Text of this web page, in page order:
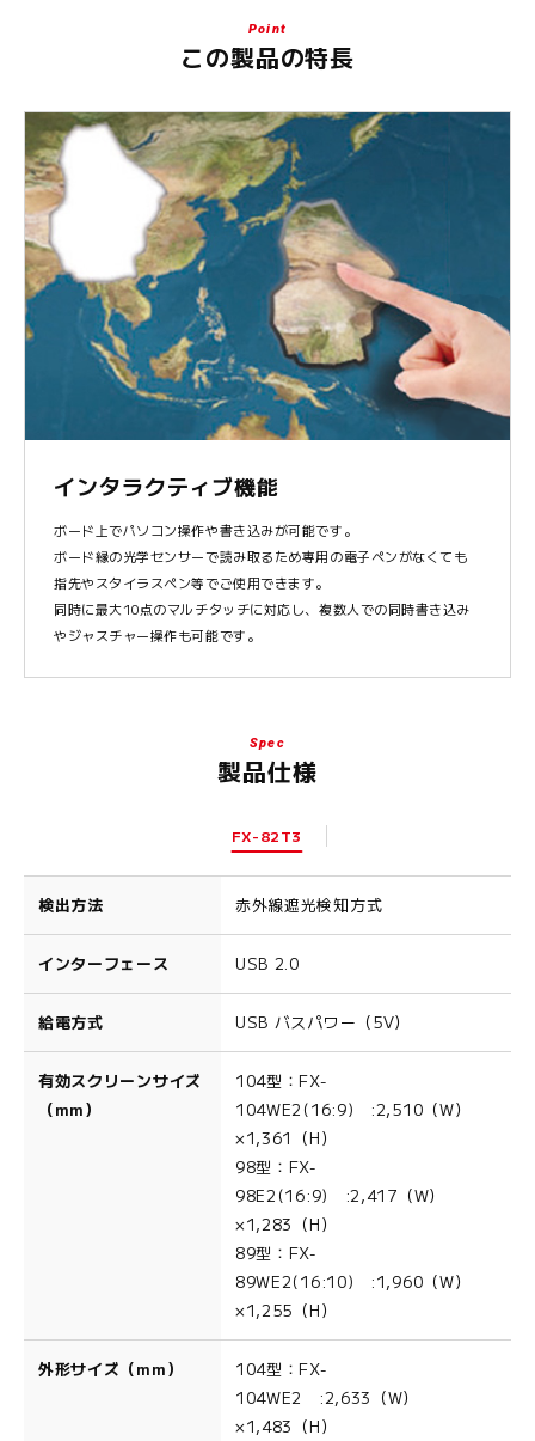
Point
この製品の特長
インタラクティブ機能
ボード上でパソコン操作や書き込みが可能です。
ボード縁の光学センサーで読み取るため専用の電子ペンがなくても
指先やスタイラスペン等でご使用できます。
同時に最大10点のマルチタッチに対応し、複数人での同時書き込み
やジャスチャー操作も可能です。
Spec
製品仕様
FX-82T3
検出方法 赤外線遮光検知方式
インターフェース USB 2.0
給電方式 USB バスパワー（5V）
有効スクリーンサイズ
（mm）
104型：FX-
104WE2(16:9) :2,510（W）
×1,361（H）
98型：FX-
98E2(16:9) :2,417（W）
×1,283（H）
89型：FX-
89WE2(16:10) :1,960（W）
×1,255（H）
外形サイズ（mm）
104型：FX-
104WE2 :2,633（W）
×1,483（H）